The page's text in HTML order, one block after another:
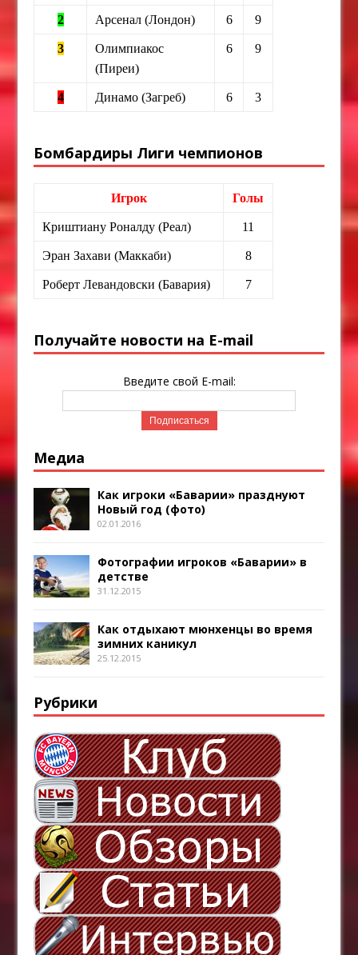
2 Арсенал (Лондон) 6 9
3
Олимпиакос
(Пиреи)
6 9
4 Динамо (Загреб) 6 3
Бомбардиры Лиги чемпионов
Игрок Голы
Криштиану Роналду (Реал) 11
Эран Захави (Маккаби) 8
Роберт Левандовски (Бавария) 7
Получайте новости на E-mail
Введите свой E-mail:
Медиа
Как игроки «Баварии» празднуют
Новый год (фото)
02.01.2016
Фотографии игроков «Баварии» в
детстве
31.12.2015
Как отдыхают мюнхенцы во время
зимних каникул
25.12.2015
Рубрики